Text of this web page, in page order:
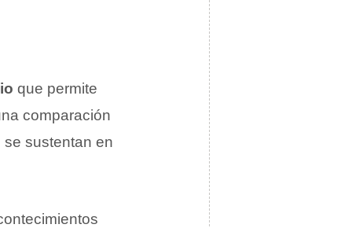
que permite
comparación
sustentan en